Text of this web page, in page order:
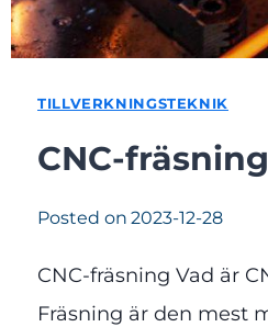
TILLVERKNINGSTEKNIK
CNC-fräsning
Posted on 2023-12-28
CNC-fräsning Vad är
Fräsning är den mest